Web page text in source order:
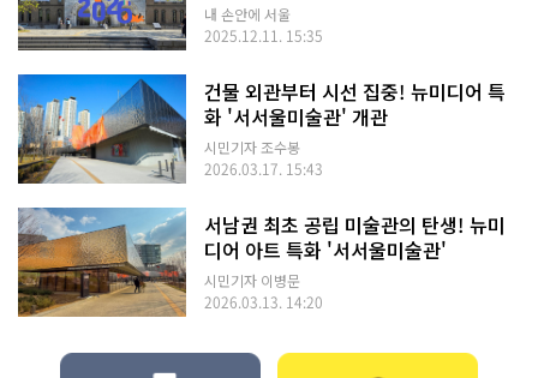
내 손안에 서울
2025.12.11. 15:35
건물 외관부터 시선 집중! 뉴미디어 특
화 '서서울미술관' 개관
시민기자 조수봉
2026.03.17. 15:43
서남권 최초 공립 미술관의 탄생! 뉴미
디어 아트 특화 '서서울미술관'
시민기자 이병문
2026.03.13. 14:20